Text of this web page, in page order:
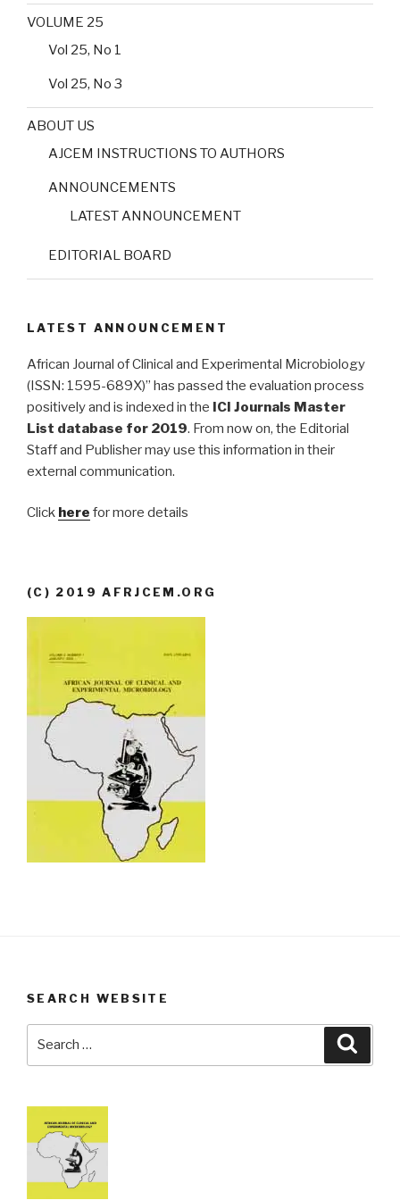
VOLUME 25
Vol 25, No 1
Vol 25, No 3
ABOUT US
AJCEM INSTRUCTIONS TO AUTHORS
ANNOUNCEMENTS
LATEST ANNOUNCEMENT
EDITORIAL BOARD
LATEST ANNOUNCEMENT
African Journal of Clinical and Experimental Microbiology
(ISSN: 1595-689X)” has passed the evaluation process
positively and is indexed in the ICI Journals Master
List database for 2019. From now on, the Editorial
Staff and Publisher may use this information in their
external communication.
Click here for more details
(C) 2019 AFRJCEM.ORG
SEARCH WEBSITE